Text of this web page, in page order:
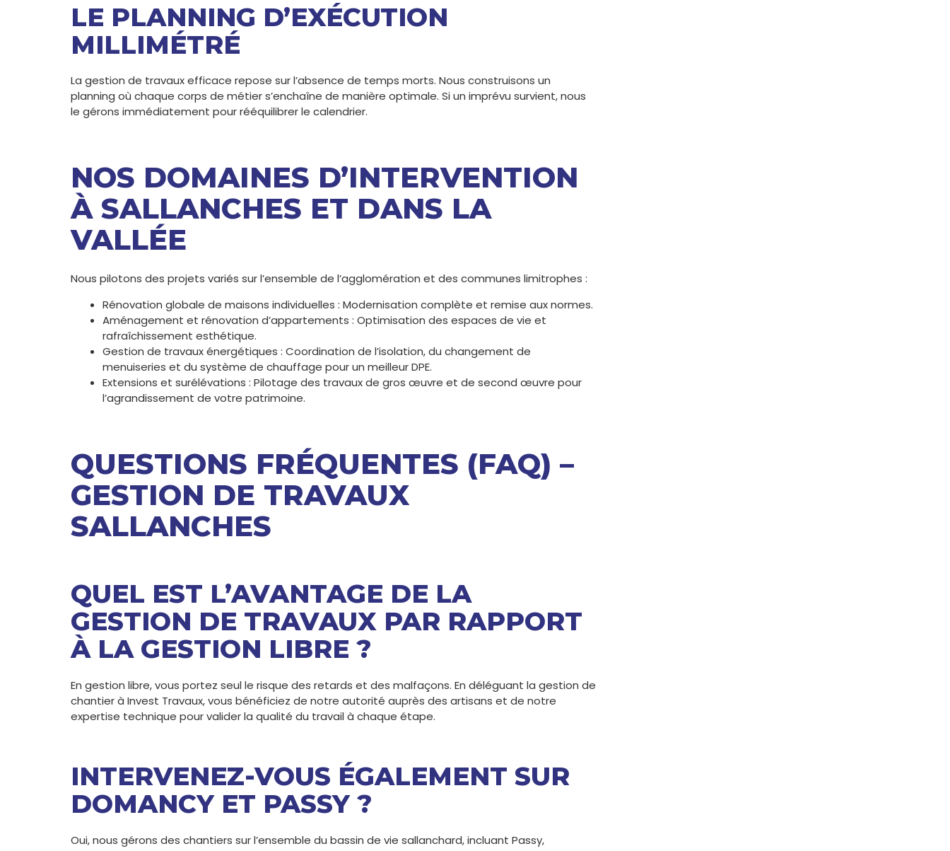
LE PLANNING D’EXÉCUTION
MILLIMÉTRÉ
La gestion de travaux efficace repose sur l’absence de temps morts. Nous construisons un
planning où chaque corps de métier s’enchaîne de manière optimale. Si un imprévu survient, nous
le gérons immédiatement pour rééquilibrer le calendrier.
NOS DOMAINES D’INTERVENTION
À SALLANCHES ET DANS LA
VALLÉE
Nous pilotons des projets variés sur l’ensemble de l’agglomération et des communes limitrophes :
Rénovation globale de maisons individuelles : Modernisation complète et remise aux normes.
Aménagement et rénovation d’appartements : Optimisation des espaces de vie et
rafraîchissement esthétique.
Gestion de travaux énergétiques : Coordination de l’isolation, du changement de
menuiseries et du système de chauffage pour un meilleur DPE.
Extensions et surélévations : Pilotage des travaux de gros œuvre et de second œuvre pour
l’agrandissement de votre patrimoine.
QUESTIONS FRÉQUENTES (FAQ) –
GESTION DE TRAVAUX
SALLANCHES
QUEL EST L’AVANTAGE DE LA
GESTION DE TRAVAUX PAR RAPPORT
À LA GESTION LIBRE ?
En gestion libre, vous portez seul le risque des retards et des malfaçons. En déléguant la gestion de
chantier à Invest Travaux, vous bénéficiez de notre autorité auprès des artisans et de notre
expertise technique pour valider la qualité du travail à chaque étape.
INTERVENEZ-VOUS ÉGALEMENT SUR
DOMANCY ET PASSY ?
Oui, nous gérons des chantiers sur l’ensemble du bassin de vie sallanchard, incluant Passy,